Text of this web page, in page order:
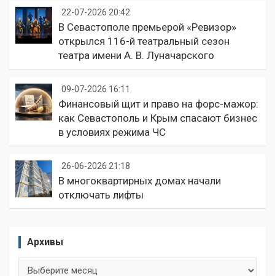
22-07-2026 20:42
В Севастополе премьерой «Ревизор»
открылся 116-й театральный сезон
театра имени А. В. Луначарского
09-07-2026 16:11
Финансовый щит и право на форс-мажор:
как Севастополь и Крым спасают бизнес
в условиях режима ЧС
26-06-2026 21:18
В многоквартирных домах начали
отключать лифты
Архивы